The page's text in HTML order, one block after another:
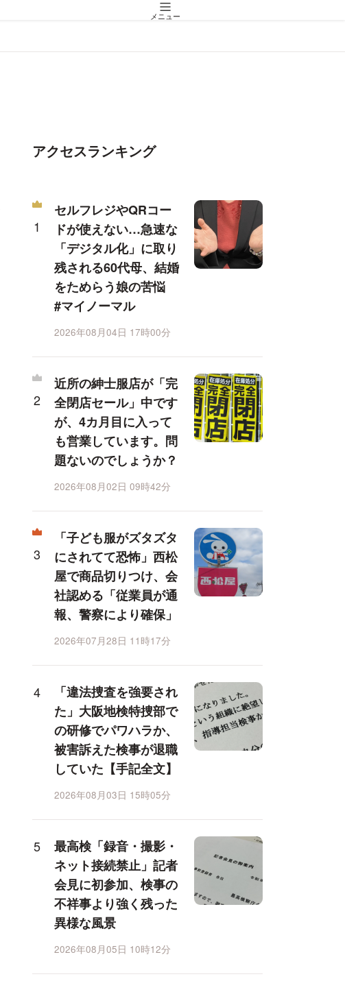
メニュー
アクセスランキング
セルフレジやQRコー
ドが使えない…急速な
「デジタル化」に取り
残される60代母、結婚
をためらう娘の苦悩
#マイノーマル
2026年08月04日 17時00分
近所の紳士服店が「完
全閉店セール」中です
が、4カ月目に入って
も営業しています。問
題ないのでしょうか？
2026年08月02日 09時42分
「子ども服がズタズタ
にされてて恐怖」西松
屋で商品切りつけ、会
社認める「従業員が通
報、警察により確保」
2026年07月28日 11時17分
「違法捜査を強要され
た」大阪地検特捜部で
の研修でパワハラか、
被害訴えた検事が退職
していた【手記全文】
2026年08月03日 15時05分
最高検「録音・撮影・
ネット接続禁止」記者
会見に初参加、検事の
不祥事より強く残った
異様な風景
2026年08月05日 10時12分